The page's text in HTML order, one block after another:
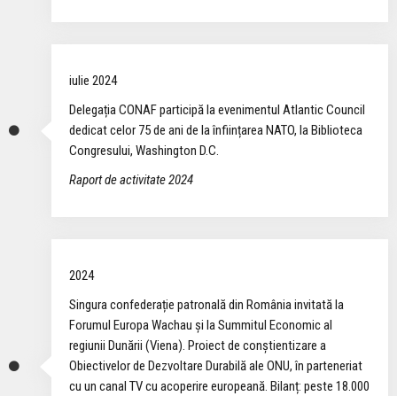
iulie 2024
Delegația CONAF participă la evenimentul Atlantic Council
dedicat celor 75 de ani de la înființarea NATO, la Biblioteca
Congresului, Washington D.C.
Raport de activitate 2024
2024
Singura confederație patronală din România invitată la
Forumul Europa Wachau și la Summitul Economic al
regiunii Dunării (Viena). Proiect de conștientizare a
Obiectivelor de Dezvoltare Durabilă ale ONU, în parteneriat
cu un canal TV cu acoperire europeană. Bilanț: peste 18.000